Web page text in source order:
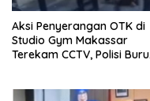
Aksi Penyerangan OTK di
Studio Gym Makassar
Terekam CCTV, Polisi Buru